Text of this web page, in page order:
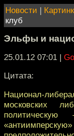
Новости |
клуб
Эльфы и
25.01.12 07:01 |
Цитата:
Национал-
московских